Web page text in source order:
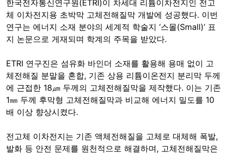
한국전자통신연구원(ETRI)이 차세대 리튬이차전지인 전고
체 이차전지용 초박막 고체전해질막 개발에 성공했다. 이번
연구는 에너지 소재 분야의 세계적 학술지 ‘스몰(Small)’ 표
지 논문으로 게재되며 학계의 주목을 받았다.
ETRI 연구진은 섬유화 바인더 소재를 활용해 용매 없이 고
체전해질 분말을 혼합, 기존 상용 리튬이온전지 분리막 두께
에 근접한 18㎛ 두께의 고체전해질막을 제작했다. 이는 기존
1㎜ 두께 후막형 고체전해질막과 비교해 에너지 밀도를 10
배 이상 향상시켰다.
전고체 이차전지는 기존 액체전해질을 고체로 대체해 폭발,
발화 등 안전 문제를 원천적으로 해결하며, 고체전해질막은